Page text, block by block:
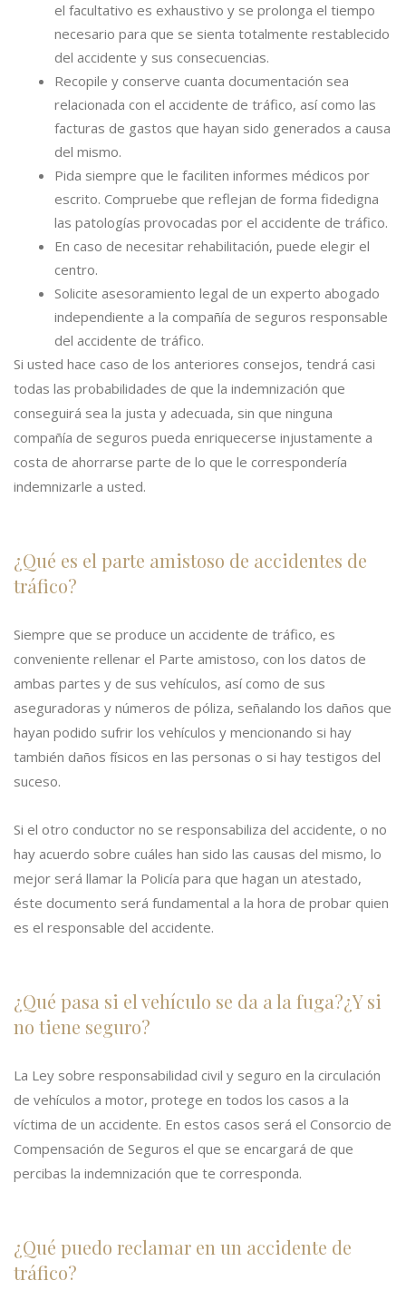
el facultativo es exhaustivo y se prolonga el tiempo
necesario para que se sienta totalmente restablecido
del accidente y sus consecuencias.
Recopile y conserve cuanta documentación sea
relacionada con el accidente de tráfico, así como las
facturas de gastos que hayan sido generados a causa
del mismo.
Pida siempre que le faciliten informes médicos por
escrito. Compruebe que reflejan de forma fidedigna
las patologías provocadas por el accidente de tráfico.
En caso de necesitar rehabilitación, puede elegir el
centro.
Solicite asesoramiento legal de un experto abogado
independiente a la compañía de seguros responsable
del accidente de tráfico.
Si usted hace caso de los anteriores consejos, tendrá casi
todas las probabilidades de que la indemnización que
conseguirá sea la justa y adecuada, sin que ninguna
compañía de seguros pueda enriquecerse injustamente a
costa de ahorrarse parte de lo que le correspondería
indemnizarle a usted.
¿Qué es el parte amistoso de accidentes de
tráfico?
Siempre que se produce un accidente de tráfico, es
conveniente rellenar el Parte amistoso, con los datos de
ambas partes y de sus vehículos, así como de sus
aseguradoras y números de póliza, señalando los daños que
hayan podido sufrir los vehículos y mencionando si hay
también daños físicos en las personas o si hay testigos del
suceso.
Si el otro conductor no se responsabiliza del accidente, o no
hay acuerdo sobre cuáles han sido las causas del mismo, lo
mejor será llamar la Policía para que hagan un atestado,
éste documento será fundamental a la hora de probar quien
es el responsable del accidente.
¿Qué pasa si el vehículo se da a la fuga?¿Y si
no tiene seguro?
La Ley sobre responsabilidad civil y seguro en la circulación
de vehículos a motor, protege en todos los casos a la
víctima de un accidente. En estos casos será el Consorcio de
Compensación de Seguros el que se encargará de que
percibas la indemnización que te corresponda.
¿Qué puedo reclamar en un accidente de
tráfico?